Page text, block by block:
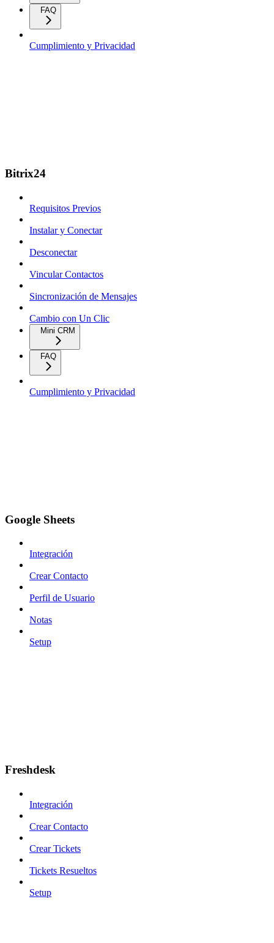
FAQ
Cumplimiento y Privacidad
Bitrix24
Requisitos Previos
Instalar y Conectar
Desconectar
Vincular Contactos
Sincronización de Mensajes
Cambio con Un Clic
Mini CRM
FAQ
Cumplimiento y Privacidad
Google Sheets
Integración
Crear Contacto
Perfil de Usuario
Notas
Setup
Freshdesk
Integración
Crear Contacto
Crear Tickets
Tickets Resueltos
Setup